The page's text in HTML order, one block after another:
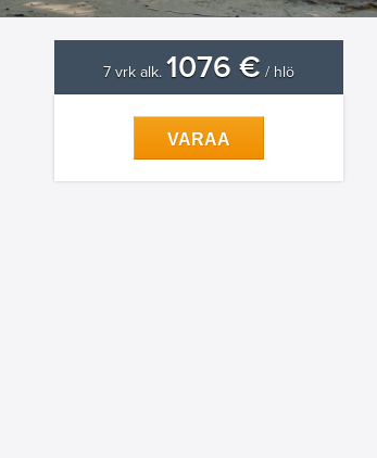
7 vrk alk. 1076 € / hlö
VARAA